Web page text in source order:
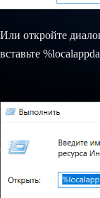
Или о​​​​ткройте
вставьте